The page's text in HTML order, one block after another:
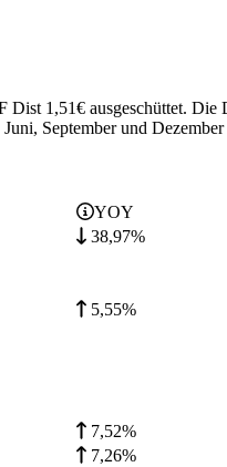
1,51€ ausgeschüttet. Die
September und Dezember
YOY
38,97%
5,55%
7,52%
7,26%